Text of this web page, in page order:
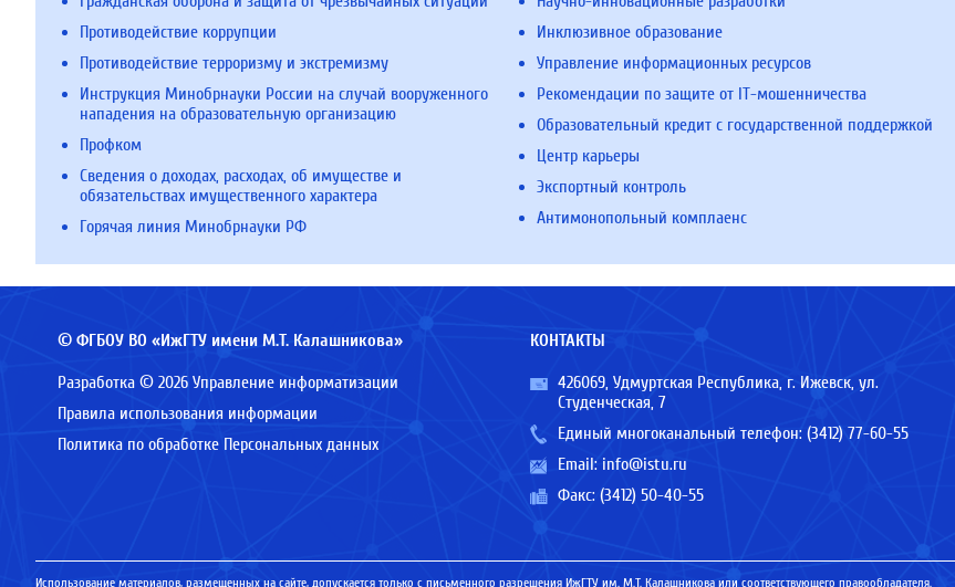
Противодействие коррупции
Противодействие терроризму и экстремизму
Инструкция Минобрнауки России на случай вооруженного
нападения на образовательную организацию
Профком
Сведения о доходах, расходах, об имуществе и
обязательствах имущественного характера
Горячая линия Минобрнауки РФ
Инклюзивное образование
Управление информационных ресурсов
Рекомендации по защите от IT-мошенничества
Образовательный кредит с государственной поддержкой
Центр карьеры
Экспортный контроль
Антимонопольный комплаенс
© ФГБОУ ВО «ИжГТУ имени М.Т. Калашникова»
Разработка © 2026 Управление информатизации
Правила использования информации
Политика по обработке Персональных данных
КОНТАКТЫ
426069, Удмуртская Республика, г. Ижевск, ул.
Студенческая, 7
Единый многоканальный телефон: (3412) 77-60-55
Email: info@istu.ru
Факс: (3412) 50-40-55
Использование материалов, размещенных на сайте, допускается только с письменного разрешения ИжГТУ им. М.Т. Калашникова или соответствующего правообладателя.